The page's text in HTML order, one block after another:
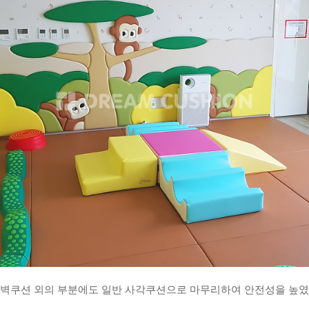
쿠션 외의 부분에도 일반 사각쿠션으로 마무리하여 안전성을 높